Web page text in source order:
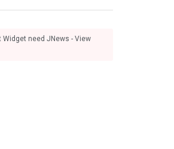
Widget need JNews - View